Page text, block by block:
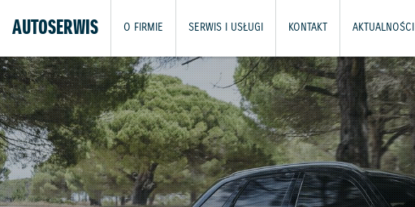
AUTOSERWIS O FIRMIE SERWIS I USŁUGI KONTAKT AKTUALNOŚCI